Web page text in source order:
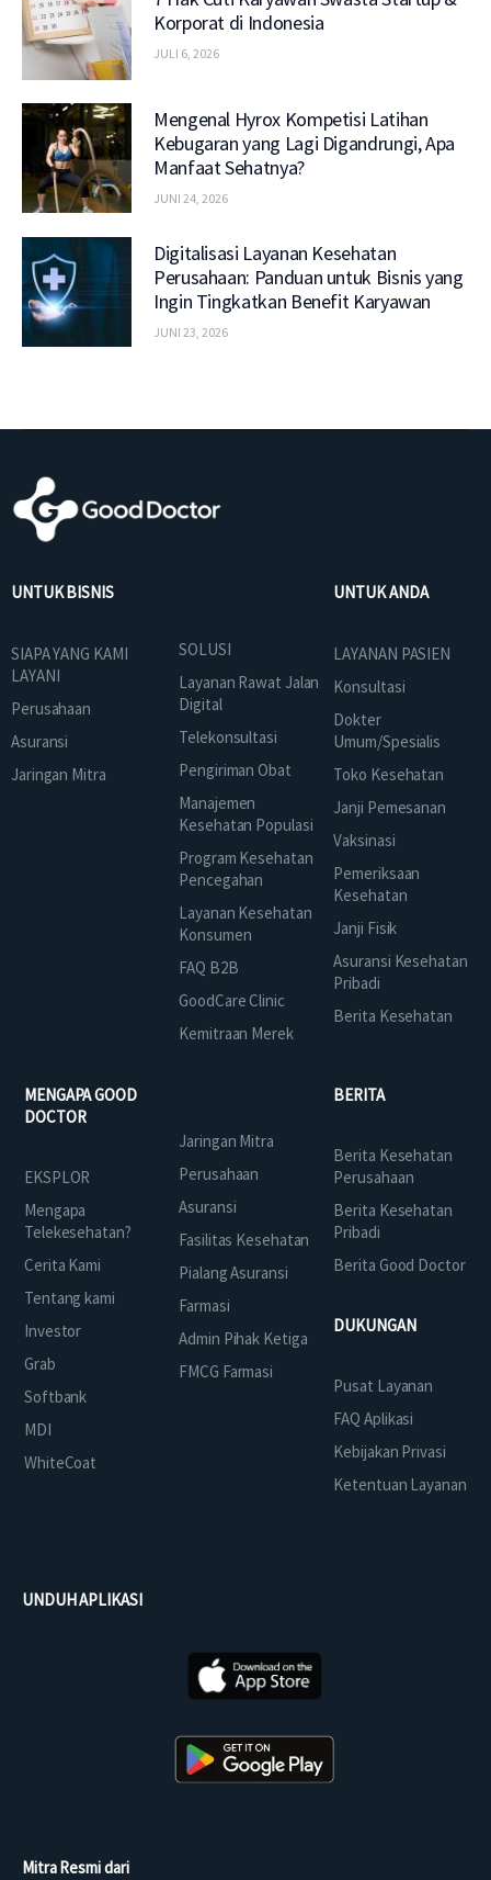
Korporat di Indonesia
JULI 6, 2026
Mengenal Hyrox Kompetisi Latihan
Kebugaran yang Lagi Digandrungi, Apa
Manfaat Sehatnya?
JUNI 24, 2026
Digitalisasi Layanan Kesehatan
Perusahaan: Panduan untuk Bisnis yang
Ingin Tingkatkan Benefit Karyawan
JUNI 23, 2026
UNTUK BISNIS
SIAPA YANG KAMI
LAYANI
Perusahaan
Asuransi
Jaringan Mitra
SOLUSI
Layanan Rawat Jalan
Digital
Telekonsultasi
Pengiriman Obat
Manajemen
Kesehatan Populasi
Program Kesehatan
Pencegahan
Layanan Kesehatan
Konsumen
FAQ B2B
GoodCare Clinic
Kemitraan Merek
UNTUK ANDA
LAYANAN PASIEN
Konsultasi
Dokter
Umum/Spesialis
Toko Kesehatan
Janji Pemesanan
Vaksinasi
Pemeriksaan
Kesehatan
Janji Fisik
Asuransi Kesehatan
Pribadi
Berita Kesehatan
MENGAPA GOOD
DOCTOR
EKSPLOR
Mengapa
Telekesehatan?
Cerita Kami
Tentang kami
Investor
Grab
Softbank
MDI
WhiteCoat
Jaringan Mitra
Perusahaan
Asuransi
Fasilitas Kesehatan
Pialang Asuransi
Farmasi
Admin Pihak Ketiga
FMCG Farmasi
BERITA
Berita Kesehatan
Perusahaan
Berita Kesehatan
Pribadi
Berita Good Doctor
DUKUNGAN
Pusat Layanan
FAQ Aplikasi
Kebijakan Privasi
Ketentuan Layanan
UNDUH APLIKASI
Mitra Resmi dari